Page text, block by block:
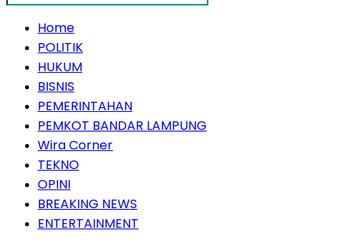
Home
POLITIK
HUKUM
BISNIS
PEMERINTAHAN
PEMKOT BANDAR LAMPUNG
Wira Corner
TEKNO
OPINI
BREAKING NEWS
ENTERTAINMENT